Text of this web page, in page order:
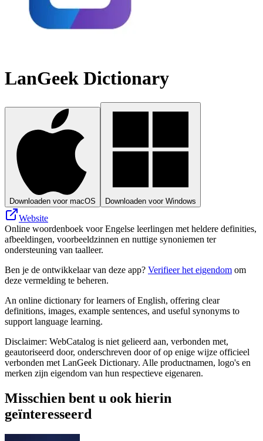
LanGeek Dictionary
Downloaden voor macOS Downloaden voor Windows
Website
Online woordenboek voor Engelse leerlingen met heldere definities,
afbeeldingen, voorbeeldzinnen en nuttige synoniemen ter
ondersteuning van taalleer.
Ben je de ontwikkelaar van deze app? Verifieer het eigendom om
deze vermelding te beheren.
An online dictionary for learners of English, offering clear
definitions, images, example sentences, and useful synonyms to
support language learning.
Disclaimer: WebCatalog is niet gelieerd aan, verbonden met,
geautoriseerd door, onderschreven door of op enige wijze officieel
verbonden met LanGeek Dictionary. Alle productnamen, logo's en
merken zijn eigendom van hun respectieve eigenaren.
Misschien bent u ook hierin
geïnteresseerd